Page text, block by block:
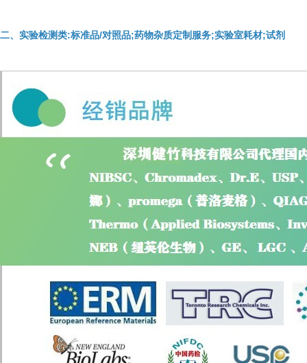
二、实验检测类:标准品/对照品;药物杂质定制服务;实验室耗材;试剂